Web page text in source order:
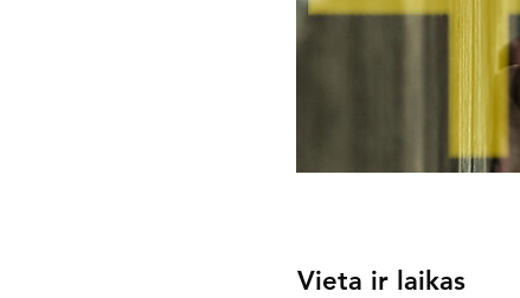
Vieta ir laikas